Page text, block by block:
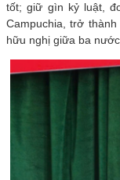
tốt; giữ gìn kỷ luật,
Campuchia, trở
hữu nghị giữa ba